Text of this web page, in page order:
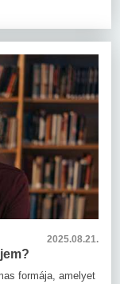
2025.08.21.
formája, amelyet